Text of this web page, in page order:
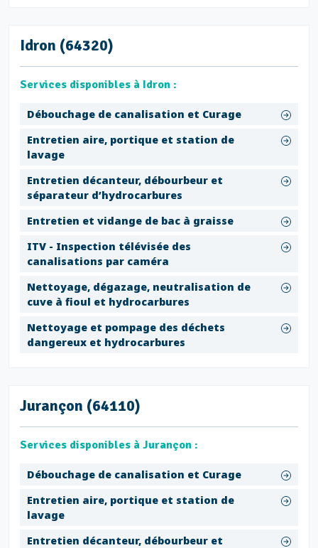
Idron (64320)
Services disponibles à Idron :
Débouchage de canalisation et Curage
Entretien aire, portique et station de
lavage
Entretien décanteur, débourbeur et
séparateur d’hydrocarbures
Entretien et vidange de bac à graisse
ITV - Inspection télévisée des
canalisations par caméra
Nettoyage, dégazage, neutralisation de
cuve à fioul et hydrocarbures
Nettoyage et pompage des déchets
dangereux et hydrocarbures
Jurançon (64110)
Services disponibles à Jurançon :
Débouchage de canalisation et Curage
Entretien aire, portique et station de
lavage
Entretien décanteur, débourbeur et